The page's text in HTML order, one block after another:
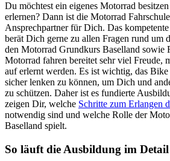
Du möchtest ein eigenes Motorrad
erlernen? Dann ist die Motorrad
Ansprechpartner für Dich. Das
berät Dich gerne zu allen Fragen rund um
den Motorrad Grundkurs Baselland sowie
Motorrad fahren bereitet sehr viel Freude,
auf erlernt werden. Es ist wichtig, das Bike
sicher lenken zu können, um Dich und
zu schützen. Daher ist es fundierte
zeigen Dir, welche Schritte zum Erlangen
notwendig sind und welche Rolle der
Baselland spielt.
So läuft die Ausbildung im